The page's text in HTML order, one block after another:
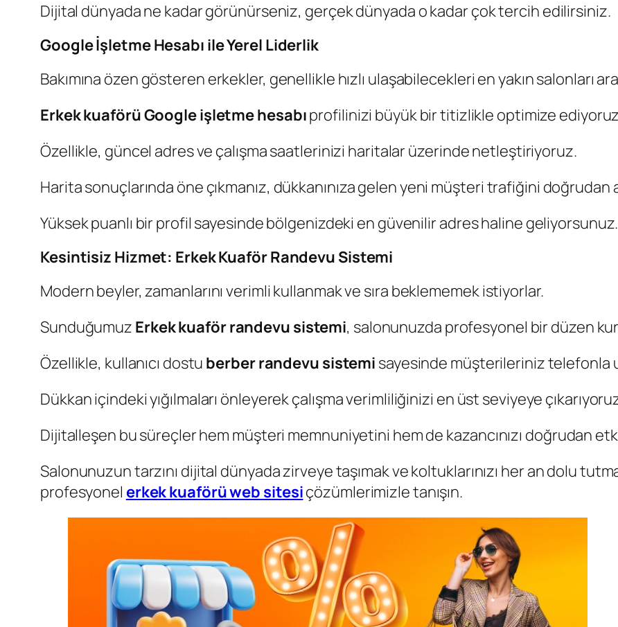
Dijital dünyada ne kadar görünürseniz, gerçek dünyada o kadar çok tercih edilirsiniz.
Google İşletme Hesabı ile Yerel Liderlik
Bakımına özen gösteren erkekler, genellikle hızlı ulaşabilecekleri en yakın salonları
Erkek kuaförü Google işletme hesabıprofilinizi büyük bir titizlikle optimize
Özellikle, güncel adres ve çalışma saatlerinizi haritalar üzerinde netleştiriyoruz.
Harita sonuçlarında öne çıkmanız, dükkanınıza gelen yeni müşteri trafiğini doğrudan
Yüksek puanlı bir profil sayesinde bölgenizdeki en güvenilir adres haline geliyorsunuz.
Kesintisiz Hizmet: Erkek Kuaför Randevu Sistemi
Modern beyler, zamanlarını verimli kullanmak ve sıra beklememek istiyorlar.
Sunduğumuz Erkek kuaför randevu sistemi, salonunuzda profesyonel bir düzen
Özellikle, kullanıcı dostu berber randevu sistemi sayesinde müşterileriniz telefonla
Dükkan içindeki yığılmaları önleyerek çalışma verimliliğinizi en üst seviyeye
Dijitalleşen bu süreçler hem müşteri memnuniyetini hem de kazancınızı doğrudan
Salonunuzun tarzını dijital dünyada zirveye taşımak ve koltuklarınızı her an dolu
profesyonel erkek kuaförü web sitesiçözümlerimizle tanışın.